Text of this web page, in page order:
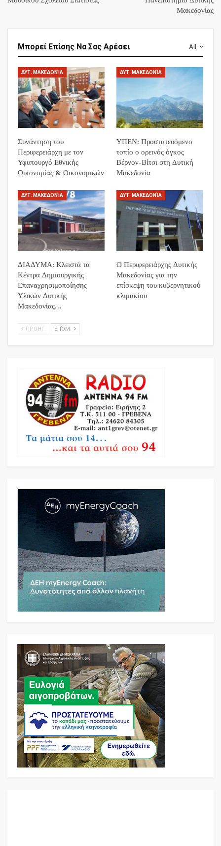
Μακεδονίας
All
Μπορεί Επίσης Να Σας Αρέσει
ΔΥΤ. ΜΑΚΕΔΟΝΊΑ
Συνάντηση του
Περιφερειάρχη με τον
Υφυπουργό Εθνικής
Οικονομίας & Οικονομικών
ΔΥΤ. ΜΑΚΕΔΟΝΊΑ
ΥΠΕΝ: Προστατευόμενο
τοπίο ο ορεινός όγκος
Βέρνον-Βίτσι στη Δυτική
Μακεδονία
ΔΥΤ. ΜΑΚΕΔΟΝΊΑ
ΔΙΑΔΥΜΑ: Κλειστά τα
Κέντρα Δημιουργικής
Επαναχρησιμοποίησης
Υλικών Δυτικής
Μακεδονίας…
ΔΥΤ. ΜΑΚΕΔΟΝΊΑ
Ο Περιφερειάρχης Δυτικής
Μακεδονίας για την
επίσκεψη του κυβερνητικού
κλιμακίου
ΠΡΟΗΓ. ΕΠΌΜ.